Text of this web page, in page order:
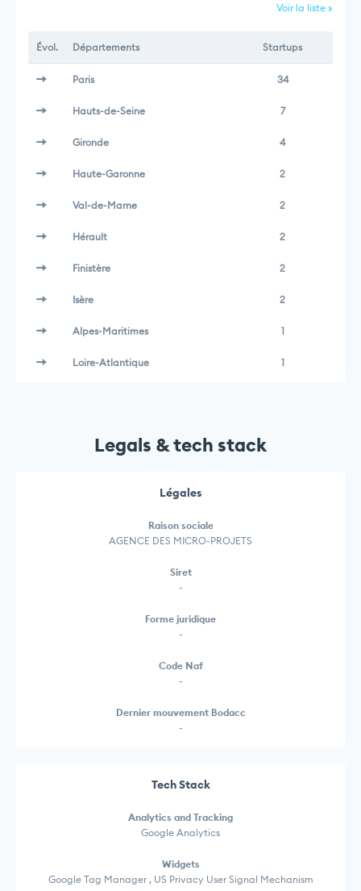
Voir la liste »
Évol. Départements Startups
Paris 34
Hauts-de-Seine 7
Gironde 4
Haute-Garonne 2
Val-de-Marne 2
Hérault 2
Finistère 2
Isère 2
Alpes-Maritimes 1
Loire-Atlantique 1
Legals & tech stack
Légales
Raison sociale
AGENCE DES MICRO-PROJETS
Siret
-
Forme juridique
-
Code Naf
-
Dernier mouvement Bodacc
-
Tech Stack
Analytics and Tracking
Google Analytics
Widgets
Google Tag Manager , US Privacy User Signal Mechanism